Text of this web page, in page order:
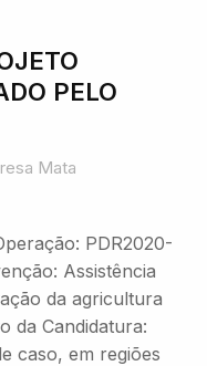
PELO
Mata
PDR2020-
Assistência
da agricultura
da Candidatura:
caso, em regiões